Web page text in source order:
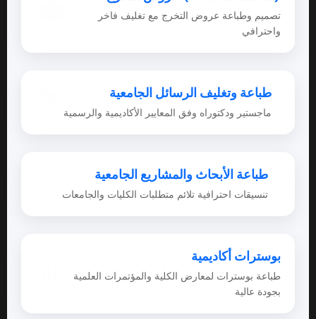
تصميم وطباعة عروض التخرج مع تغليف فاخر
واحترافي
طباعة وتغليف الرسائل الجامعية
ماجستير ودكتوراه وفق المعايير الأكاديمية والرسمية
طباعة الأبحاث والمشاريع الجامعية
تنسيقات احترافية تلائم متطلبات الكليات والجامعات
بوسترات أكاديمية
طباعة بوسترات لمعارض الكلية والمؤتمرات العلمية
بجودة عالية